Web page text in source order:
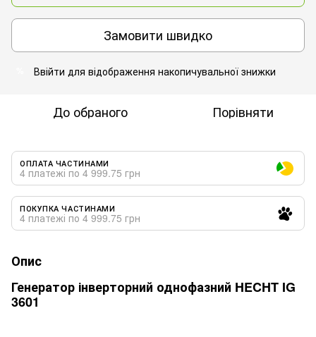
Замовити швидко
Ввійти для відображення накопичувальної знижки
До обраного Порівняти
ОПЛАТА ЧАСТИНАМИ
4 платежі по 4 999.75 грн
ПОКУПКА ЧАСТИНАМИ
4 платежі по 4 999.75 грн
Опис
Генератор інверторний однофазний HECHT IG
3601